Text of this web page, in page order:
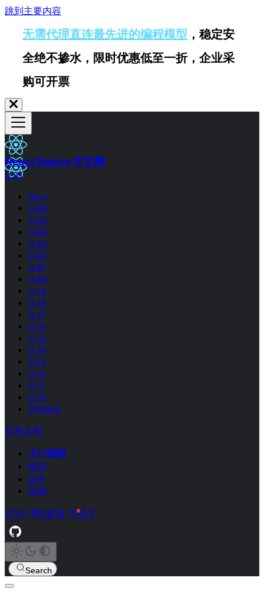
跳到主要内容
无需代理直连最先进的编程模型 ，稳定安
全绝不掺水，限时优惠低至一折，企业采
购可开票
React Native 中文网
0.81
Next
0.86
0.85
0.84
0.83
0.82
0.81
0.80
0.79
0.78
0.77
0.76
0.75
0.74
0.73
0.72
0.71
0.70
所有版本
开发文档
入门指南
组件
API
架构
讨论 热更新 关于
Search